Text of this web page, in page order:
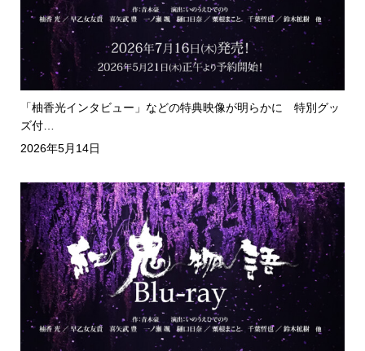
「柚香光インタビュー」などの特典映像が明らかに 特別グッ
ズ付…
2026年5月14日